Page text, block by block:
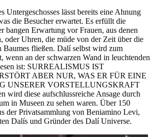
Untergeschosses lässt bereits eine Ahnung
die Besucher erwartet. Es erfüllt die
bangen Erwartung vor Frauen, aus denen
oder Uhren, die müde von der Zeit über die
Baumes fließen. Dalí selbst wird zum
wenn an der schwarzen Wand in leuchtenden
ist: SURREALISMUS IST
ABER NUR, WAS ER FÜR EINE
UNSERER VORSTELLUNGSKRAFT
wird diese aufschlussreiche Ansage durch
in Museen zu sehen waren. Über 150
der Privatsammlung von Beniamino Levi,
Dalís und Gründer des Dalí Universe.